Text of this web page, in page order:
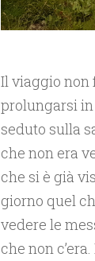
Il viaggio non
prolungarsi
seduto sulla
che non era
che si è già
giorno quel
vedere le
che non